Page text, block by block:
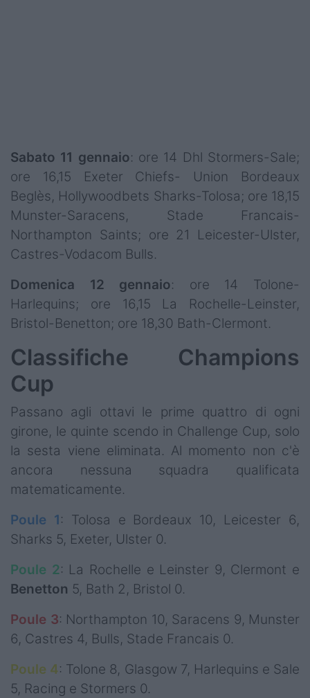
Sabato 11 gennaio: ore 14 Dhl Stormers-Sale;
ore 16,15 Exeter Chiefs- Union Bordeaux
Beglès, Hollywoodbets Sharks-Tolosa; ore 18,15
Munster-Saracens, Stade Francais-
Northampton Saints; ore 21 Leicester-Ulster,
Castres-Vodacom Bulls.
Domenica 12 gennaio: ore 14 Tolone-
Harlequins; ore 16,15 La Rochelle-Leinster,
Bristol-Benetton; ore 18,30 Bath-Clermont.
Classifiche Champions
Cup
Passano agli ottavi le prime quattro di ogni
girone, le quinte scendo in Challenge Cup, solo
la sesta viene eliminata. Al momento non c'è
ancora nessuna squadra qualificata
matematicamente.
Poule 1: Tolosa e Bordeaux 10, Leicester 6,
Sharks 5, Exeter, Ulster 0.
Poule 2: La Rochelle e Leinster 9, Clermont e
Benetton 5, Bath 2, Bristol 0.
Poule 3: Northampton 10, Saracens 9, Munster
6, Castres 4, Bulls, Stade Francais 0.
Poule 4: Tolone 8, Glasgow 7, Harlequins e Sale
5, Racing e Stormers 0.